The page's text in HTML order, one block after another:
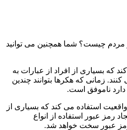
مردم چیست؟ شما همچنین می توانید
که بسیاری از افراد از عبارات به
زمانی که هکرها بتوانند چندین
دارد ناموفق است.
استفاده می کند که بسیاری از
رمز عبور استفاده از انواع